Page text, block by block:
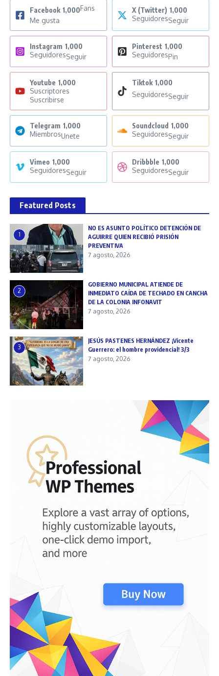
Facebook 1,000Fans
Me gusta
X (Twitter) 1,000
SeguidoresSeguir
Instagram 1,000
SeguidoresSeguir
Pinterest 1,000
SeguidoresPin
Youtube 1,000
Suscriptores
Suscribirse
Tiktok 1,000
SeguidoresSeguir
Telegram 1,000
MiembrosUnete
Soundcloud 1,000
SeguidoresSeguir
Vimeo 1,000
SeguidoresSeguir
Dribbble 1,000
SeguidoresSeguir
Featured Posts
1
NO ES ASUNTO POLÍTICO DETENCIÓN DE
AGUIRRE QUIEN RECIBIÓ PRISIÓN
PREVENTIVA
7 agosto, 2026
2
GOBIERNO MUNICIPAL ATIENDE DE
INMEDIATO CAÍDA DE TECHADO EN CANCHA
DE LA COLONIA INFONAVIT
7 agosto, 2026
3
JESÚS PASTENES HERNÁNDEZ ¡Vicente
Guerrero: el hombre providencial! 3/3
7 agosto, 2026